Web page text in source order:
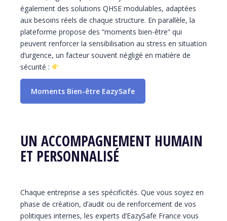
également des solutions QHSE modulables, adaptées
aux besoins réels de chaque structure. En parallèle, la
plateforme propose des “moments bien-être” qui
peuvent renforcer la sensibilisation au stress en situation
d’urgence, un facteur souvent négligé en matière de
sécurité :
Moments Bien-être EazySafe
UN ACCOMPAGNEMENT HUMAIN
ET PERSONNALISÉ
Chaque entreprise a ses spécificités. Que vous soyez en
phase de création, d’audit ou de renforcement de vos
politiques internes, les experts d’EazySafe France vous